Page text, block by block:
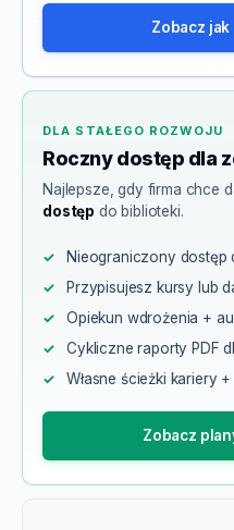
Zobacz jak
DLA STAŁEGO ROZWOJU
Roczny dostęp dla
Najlepsze, gdy firma chce
dostęp do biblioteki.
Nieograniczony dostęp
Przypisujesz kursy lub
Opiekun wdrożenia +
Cykliczne raporty PDF
Własne ścieżki kariery
Zobacz